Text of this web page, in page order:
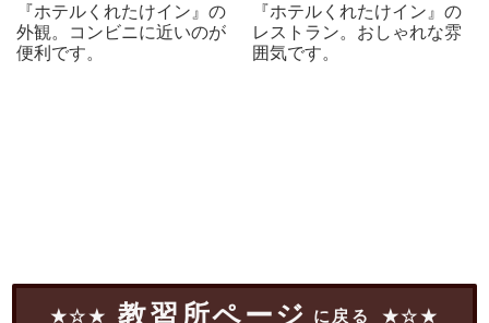
『ホテルくれたけイン』の
外観。コンビニに近いのが
便利です。
『ホテルくれたけイン』の
レストラン。おしゃれな雰
囲気です。
教習所ページ に戻る